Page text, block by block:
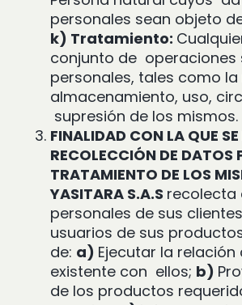
personales sean objeto
k) Tratamiento:
conjunto de
personales, tales como
almacenamiento, uso,
supresión de los mismos.
FINALIDAD CON LA QUE
RECOLECCIÓN DE DATOS
TRATAMIENTO DE LOS
YASITARA S.A.S recolecta
personales de sus
usuarios de sus
de: a) Ejecutar la
existente con ellos; b)
de los productos